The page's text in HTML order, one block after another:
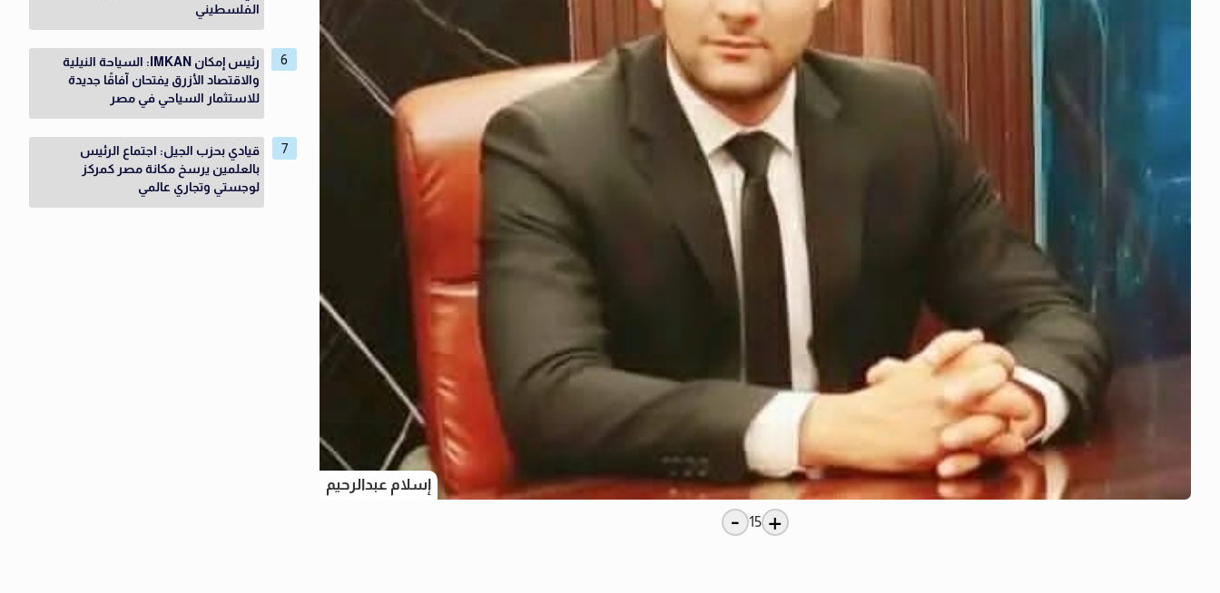
إسلام عبدالرحيم
+
15
-
الفلسطيني
رئيس إمكان IMKAN: السياحة النيلية
والاقتصاد الأزرق يفتحان آفاقًا جديدة
للاستثمار السياحي في مصر
قيادي بحزب الجيل: اجتماع الرئيس
بالعلمين يرسخ مكانة مصر كمركز
لوجستي وتجاري عالمي